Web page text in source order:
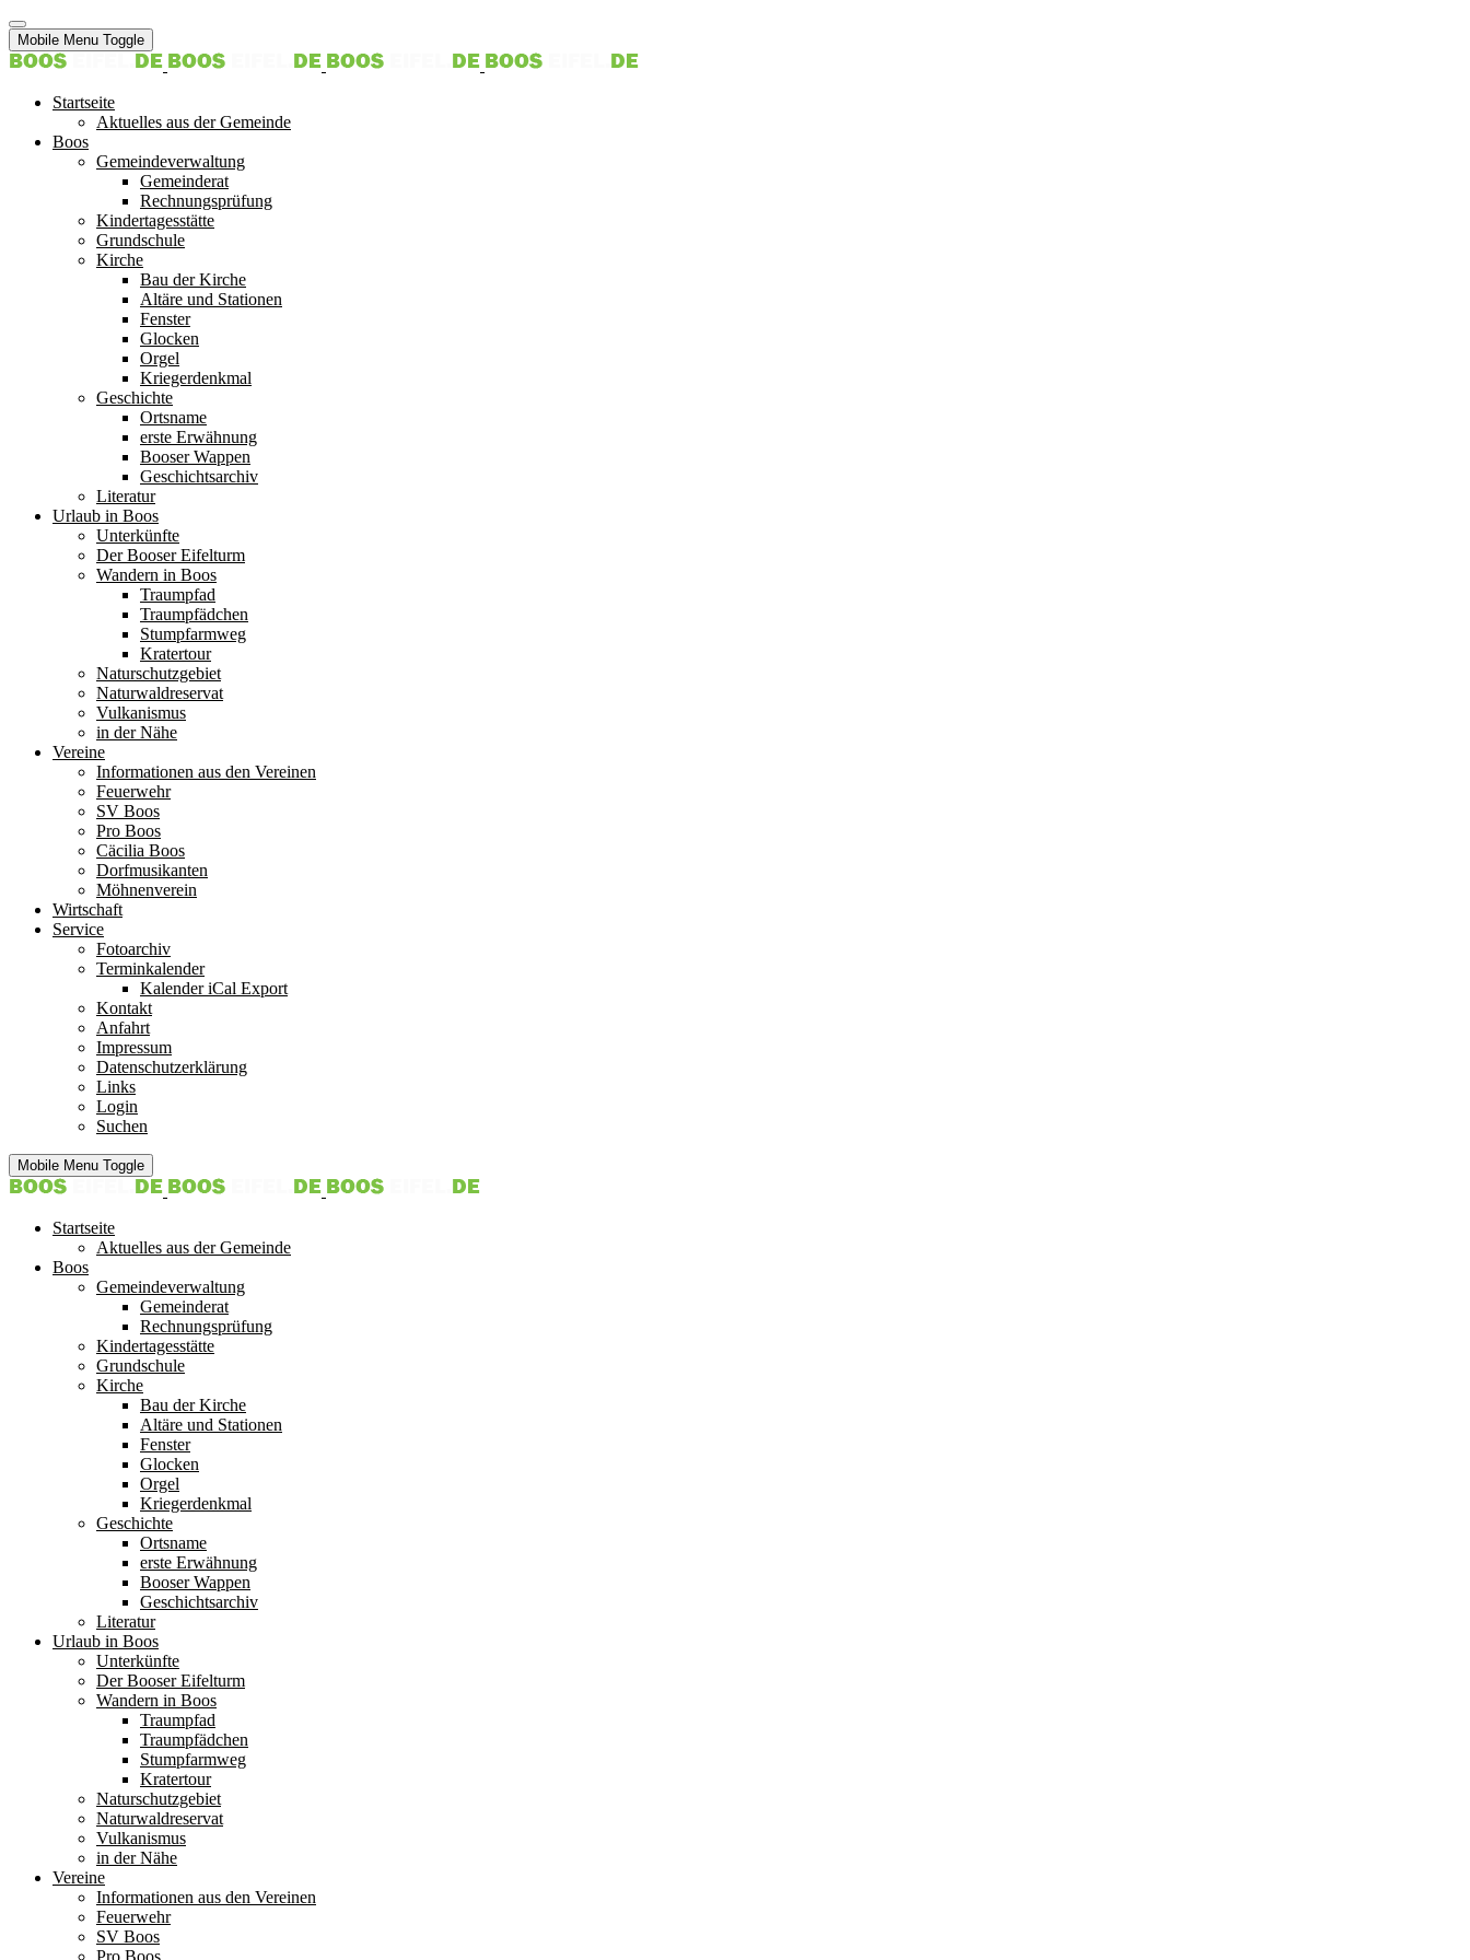
Mobile Menu Toggle
Startseite
Aktuelles aus der Gemeinde
Boos
Gemeindeverwaltung
Gemeinderat
Rechnungsprüfung
Kindertagesstätte
Grundschule
Kirche
Bau der Kirche
Altäre und Stationen
Fenster
Glocken
Orgel
Kriegerdenkmal
Geschichte
Ortsname
erste Erwähnung
Booser Wappen
Geschichtsarchiv
Literatur
Urlaub in Boos
Unterkünfte
Der Booser Eifelturm
Wandern in Boos
Traumpfad
Traumpfädchen
Stumpfarmweg
Kratertour
Naturschutzgebiet
Naturwaldreservat
Vulkanismus
in der Nähe
Vereine
Informationen aus den Vereinen
Feuerwehr
SV Boos
Pro Boos
Cäcilia Boos
Dorfmusikanten
Möhnenverein
Wirtschaft
Service
Fotoarchiv
Terminkalender
Kalender iCal Export
Kontakt
Anfahrt
Impressum
Datenschutzerklärung
Links
Login
Suchen
Mobile Menu Toggle
Startseite
Aktuelles aus der Gemeinde
Boos
Gemeindeverwaltung
Gemeinderat
Rechnungsprüfung
Kindertagesstätte
Grundschule
Kirche
Bau der Kirche
Altäre und Stationen
Fenster
Glocken
Orgel
Kriegerdenkmal
Geschichte
Ortsname
erste Erwähnung
Booser Wappen
Geschichtsarchiv
Literatur
Urlaub in Boos
Unterkünfte
Der Booser Eifelturm
Wandern in Boos
Traumpfad
Traumpfädchen
Stumpfarmweg
Kratertour
Naturschutzgebiet
Naturwaldreservat
Vulkanismus
in der Nähe
Vereine
Informationen aus den Vereinen
Feuerwehr
SV Boos
Pro Boos